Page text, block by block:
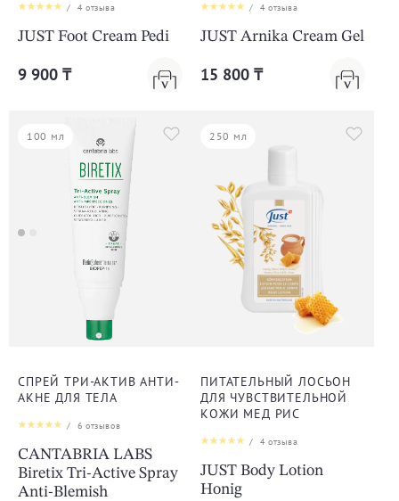
/ 4отзыва
JUST Foot Cream Pedi
9 900 ₸
/ 4отзыва
JUST Arnika Cream Gel
15 800 ₸
100 мл
СПРЕЙ ТРИ-АКТИВ АНТИ-
АКНЕ ДЛЯ ТЕЛА
/ 6 отзывов
CANTABRIA LABS
Biretix Tri-Active Spray
Anti-Blemish
250 мл
ПИТАТЕЛЬНЫЙ ЛОСЬОН
ДЛЯ ЧУВСТВИТЕЛЬНОЙ
КОЖИ МЕД РИС
/ 4отзыва
JUST Body Lotion
Honig